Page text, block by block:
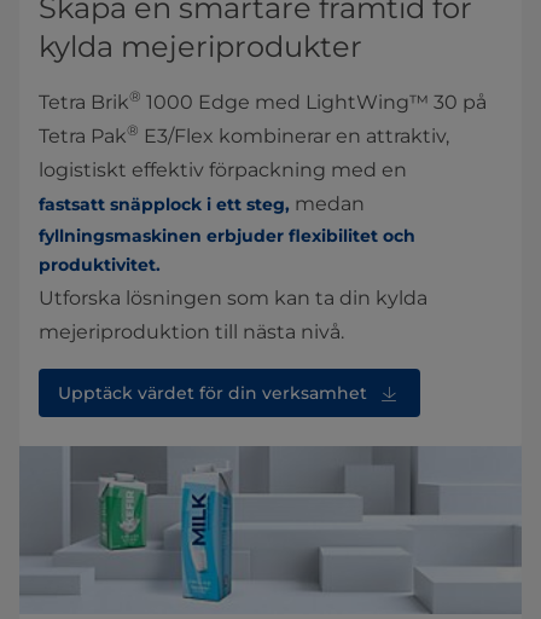
Skapa en smartare framtid för
kylda mejeriprodukter
Tetra Brik® 1000 Edge med LightWing™ 30 på
Tetra Pak® E3/Flex kombinerar en attraktiv,
logistiskt effektiv förpackning med en
fastsatt snäpplock i ett steg, medan
fyllningsmaskinen erbjuder flexibilitet och
produktivitet.
Utforska lösningen som kan ta din kylda
mejeriproduktion till nästa nivå.
Upptäck värdet för din verksamhet